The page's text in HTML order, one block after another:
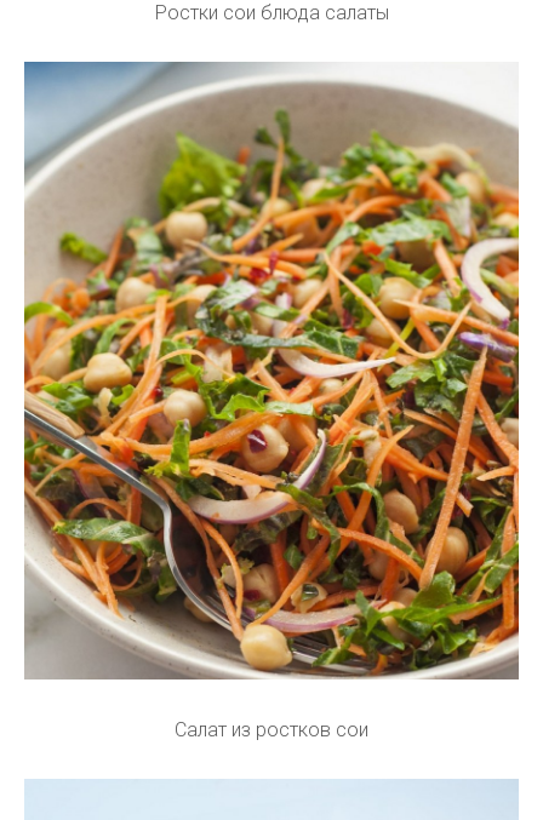
Ростки сои блюда салаты
Салат из ростков сои